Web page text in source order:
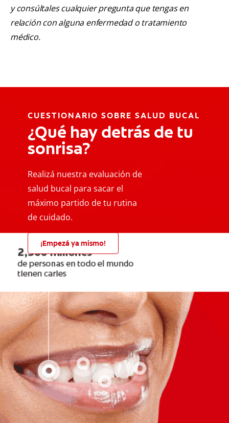
y consúltales cualquier pregunta que tengas en
relación con alguna enfermedad o tratamiento
médico.
CUESTIONARIO SOBRE SALUD BUCAL
¿Qué hay detrás de tu
sonrisa?
Realizá nuestra evaluación de
salud bucal para sacar el
máximo partido de tu rutina
de cuidado.
¡Empezá ya mismo!